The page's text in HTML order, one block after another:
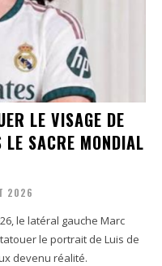
LE VISAGE DE
SACRE MONDIAL
2026
le latéral gauche Marc
le portrait de Luis de
devenu réalité.